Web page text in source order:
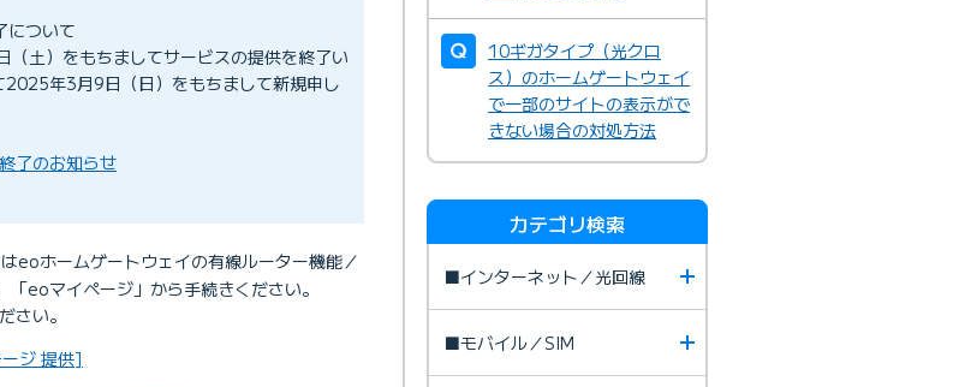
について
土）をもちましてサービスの提供を終了い
年3月9日（日）をもちまして新規申し
了のお知らせ
eoホームゲートウェイの有線ルーター機能／
eoマイページ」から手続きください。
さい。
ジ 提供]
10ギガタイプ（光クロ
ス）のホームゲートウェイ
で一部のサイトの表示がで
きない場合の対処方法
カテゴリ検索
■インターネット／光回線
■モバイル／SIM